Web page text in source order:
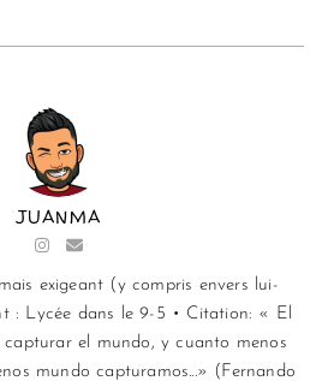
JUANMA
exigeant (y compris envers lui-
: Lycée dans le 9-5 • Citation: « El
el mundo, y cuanto menos
mundo capturamos...» (Fernando